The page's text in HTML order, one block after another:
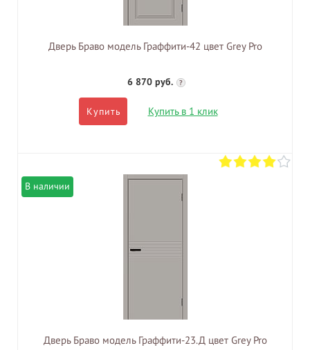
Дверь Браво модель Граффити-42 цвет Grey Pro
6 870 руб. ?
Купить Купить в 1 клик
В наличии
Дверь Браво модель Граффити-23.Д цвет Grey Pro